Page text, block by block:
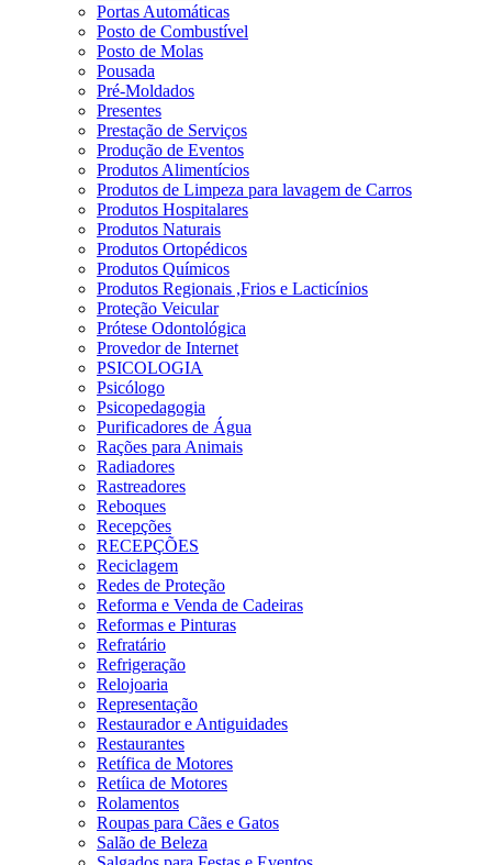
Portas Automáticas
Posto de Combustível
Posto de Molas
Pousada
Pré-Moldados
Presentes
Prestação de Serviços
Produção de Eventos
Produtos Alimentícios
Produtos de Limpeza para lavagem de Carros
Produtos Hospitalares
Produtos Naturais
Produtos Ortopédicos
Produtos Químicos
Produtos Regionais ,Frios e Lacticínios
Proteção Veicular
Prótese Odontológica
Provedor de Internet
PSICOLOGIA
Psicólogo
Psicopedagogia
Purificadores de Água
Rações para Animais
Radiadores
Rastreadores
Reboques
Recepções
RECEPÇÕES
Reciclagem
Redes de Proteção
Reforma e Venda de Cadeiras
Reformas e Pinturas
Refratário
Refrigeração
Relojoaria
Representação
Restaurador e Antiguidades
Restaurantes
Retífica de Motores
Retíica de Motores
Rolamentos
Roupas para Cães e Gatos
Salão de Beleza